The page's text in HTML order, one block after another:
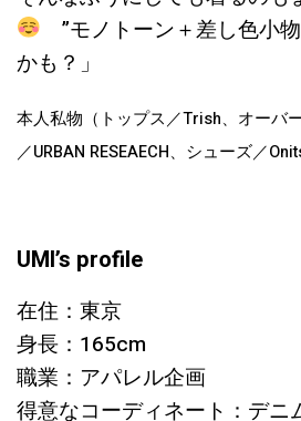
”モノトーン＋差し色小
かも？」
本人私物（トップス／Trish、オーバ
／URBAN RESEAECH、シューズ／
UMI’s profile
在住：東京
身長：165cm
職業：アパレル企画
得意なコーディネート：デニ